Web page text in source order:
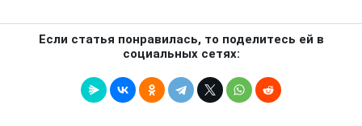
Если статья понравилась, то поделитесь ей в
социальных сетях: